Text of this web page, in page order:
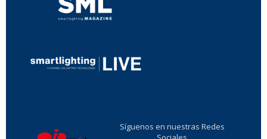
Síguenos en nuestras Redes